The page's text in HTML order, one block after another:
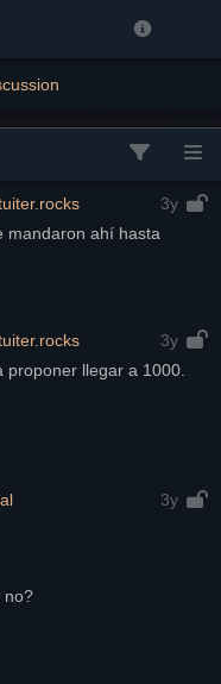
3y
mandaron ahí hasta
3y
proponer llegar a 1000.
3y
no?